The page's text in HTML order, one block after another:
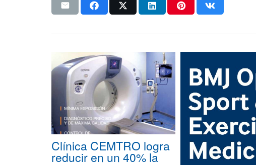
Clínica CEMTRO logra
reducir en un 40% la